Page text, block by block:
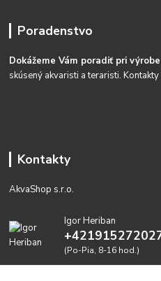
Poradenstvo
Dokážeme Vám poradiť pri
skúsený akvaristi a teraristi.Kontakty
Kontakty
AkvaShop s.r.o.
Igor Heriban
(Po-Pia, 8-16 hod.)